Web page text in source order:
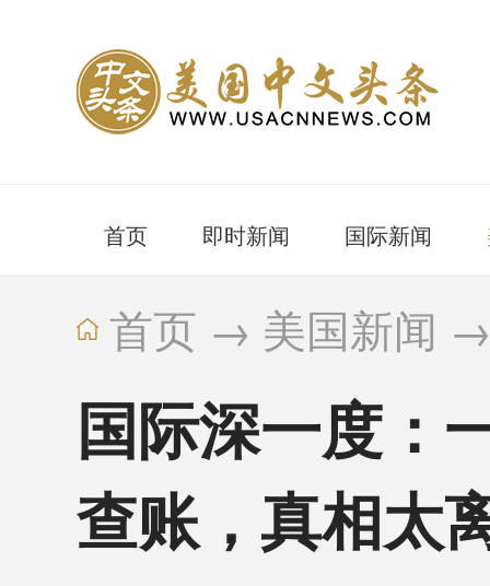
首页 即时新闻 国际新闻
首页 → 美国新闻
国际深一度：
查账，真相太